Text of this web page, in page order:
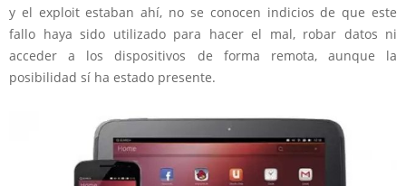
y el exploit estaban ahí, no se conocen indicios de que este
fallo haya sido utilizado para hacer el mal, robar datos ni
acceder a los dispositivos de forma remota, aunque la
posibilidad sí ha estado presente.